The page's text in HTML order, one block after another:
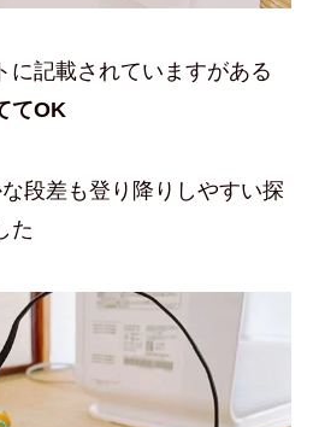
に記載されていますがある
てOK
段差も登り降りしやすい探
た